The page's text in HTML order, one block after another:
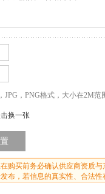
JPG，PNG格式，大小在2M范
击换一张
购买前务必确认供应商资质与
，若信息的真实性、合法性